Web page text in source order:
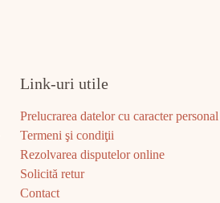
Link-uri utile
Prelucrarea datelor cu caracter personal
Termeni şi condiţii
Rezolvarea disputelor online
Solicită retur
Contact